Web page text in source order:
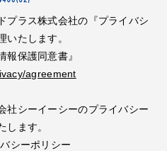
プラス株式会社の『プライバシ
いたします。
報保護同意書』
agreement
社シーイーシーのプライバシー
します。
シーポリシー